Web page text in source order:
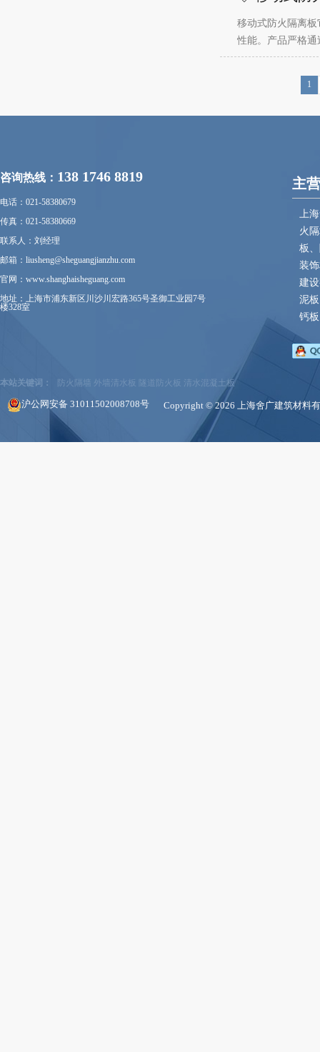
移动式防火隔离
性能。产品严格
1
咨询热线： 138 1746 8819
电话：021-58380679
传真：021-58380669
联系人：刘经理
邮箱：liusheng@sheguangjianzhu.com
官网：www.shanghaisheguang.com
地址：上海市浦东新区川沙川宏路365号圣御工业园7号
楼328室
主
上
火
板
装
建
泥
钙
本站关键词： 防火隔墙 外墙清水板 隧道防火板 清水混凝土板
沪公网安备 31011502008708号 Copyright © 2026 上海舍广建筑材料